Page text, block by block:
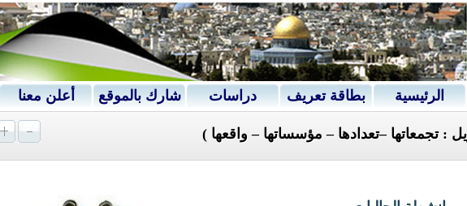
الرئيسية بطاقة تعريف دراسات شارك بالموقع أعلن معنا
: تجمعاتها –تعدادها – مؤسساتها – واقعها )